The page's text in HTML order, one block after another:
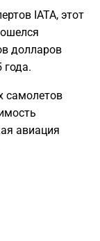
IATA, этот
долларов
самолетов
авиация